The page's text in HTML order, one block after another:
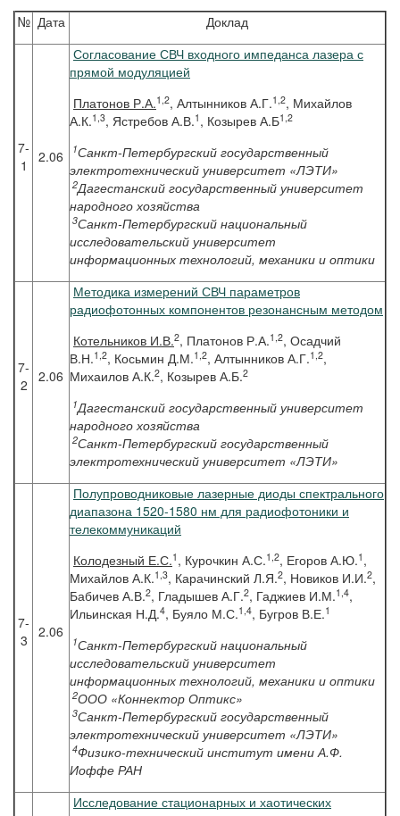
№ Дата Доклад
7-
1
2.06
Согласование СВЧ входного импеданса лазера с
прямой модуляцией
Платонов Р.А.1,2, Алтынников А.Г.1,2, Михайлов
А.К.1,3, Ястребов А.В.1 , Козырев А.Б1,2
1Санкт-Петербургский государственный
электротехнический университет «ЛЭТИ»
2Дагестанский государственный университет
народного хозяйства
3Санкт-Петербургский национальный
исследовательский университет
информационных технологий, механики и оптики
7-
2
2.06
Методика измерений СВЧ параметров
радиофотонных компонентов резонансным методом
Котельников И.В.2, Платонов Р.А.1,2, Осадчий
В.Н.1,2, Косьмин Д.М.1,2, Алтынников А.Г.1,2,
Михаилов А.К.2, Козырев А.Б.2
1Дагестанский государственный университет
народного хозяйства
2Санкт-Петербургский государственный
электротехнический университет «ЛЭТИ»
7-
3
2.06
Полупроводниковые лазерные диоды спектрального
диапазона 1520-1580 нм для радиофотоники и
телекоммуникаций
Колодезный Е.С.1 , Курочкин А.С.1,2, Егоров А.Ю.1 ,
Михайлов А.К.1,3, Карачинский Л.Я.2, Новиков И.И.2,
Бабичев А.В.2, Гладышев А.Г.2, Гаджиев И.М.1,4,
Ильинская Н.Д.4, Буяло М.С.1,4, Бугров В.Е.1
1Санкт-Петербургский национальный
исследовательский университет
информационных технологий, механики и оптики
2ООО «Коннектор Оптикс»
3Санкт-Петербургский государственный
электротехнический университет «ЛЭТИ»
4Физико-технический институт имени А.Ф.
Иоффе РАН
Исследование стационарных и хаотических